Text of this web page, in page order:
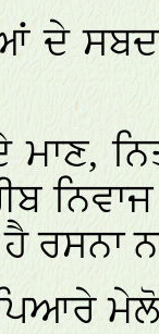
ਦੇ
ਮਾਣ,
ਰਸਨਾ
ਮੇਲੋ